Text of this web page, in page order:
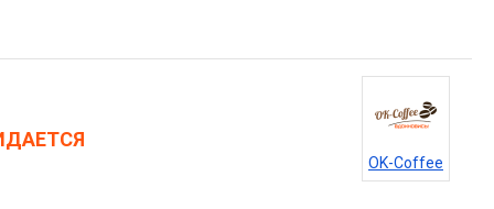
дегазационным клапаном и застежкой ZIP LOCK. Мелкий
OK-Coffee